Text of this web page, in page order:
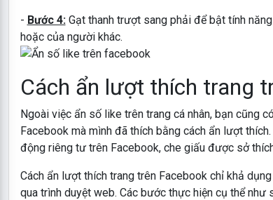
- Bước 4:Gạt thanh trượt sang phải để bật tính
hoặc của người khác.
Cách ẩn lượt thích trang
Ngoài việc ẩn số like trên trang cá nhân, bạn cũng
Facebook mà mình đã thích bằng cách ẩn lượt
động riêng tư trên Facebook, che giấu được sở
Cách ẩn lượt thích trang trên Facebook chỉ khả
qua trình duyệt web. Các bước thực hiện cụ thể như